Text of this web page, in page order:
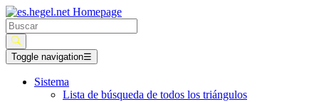
Toggle navigation☰
Sistema
Lista de búsqueda de todos los triángulos